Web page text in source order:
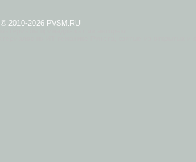
© 2010-2026 PVSM.RU